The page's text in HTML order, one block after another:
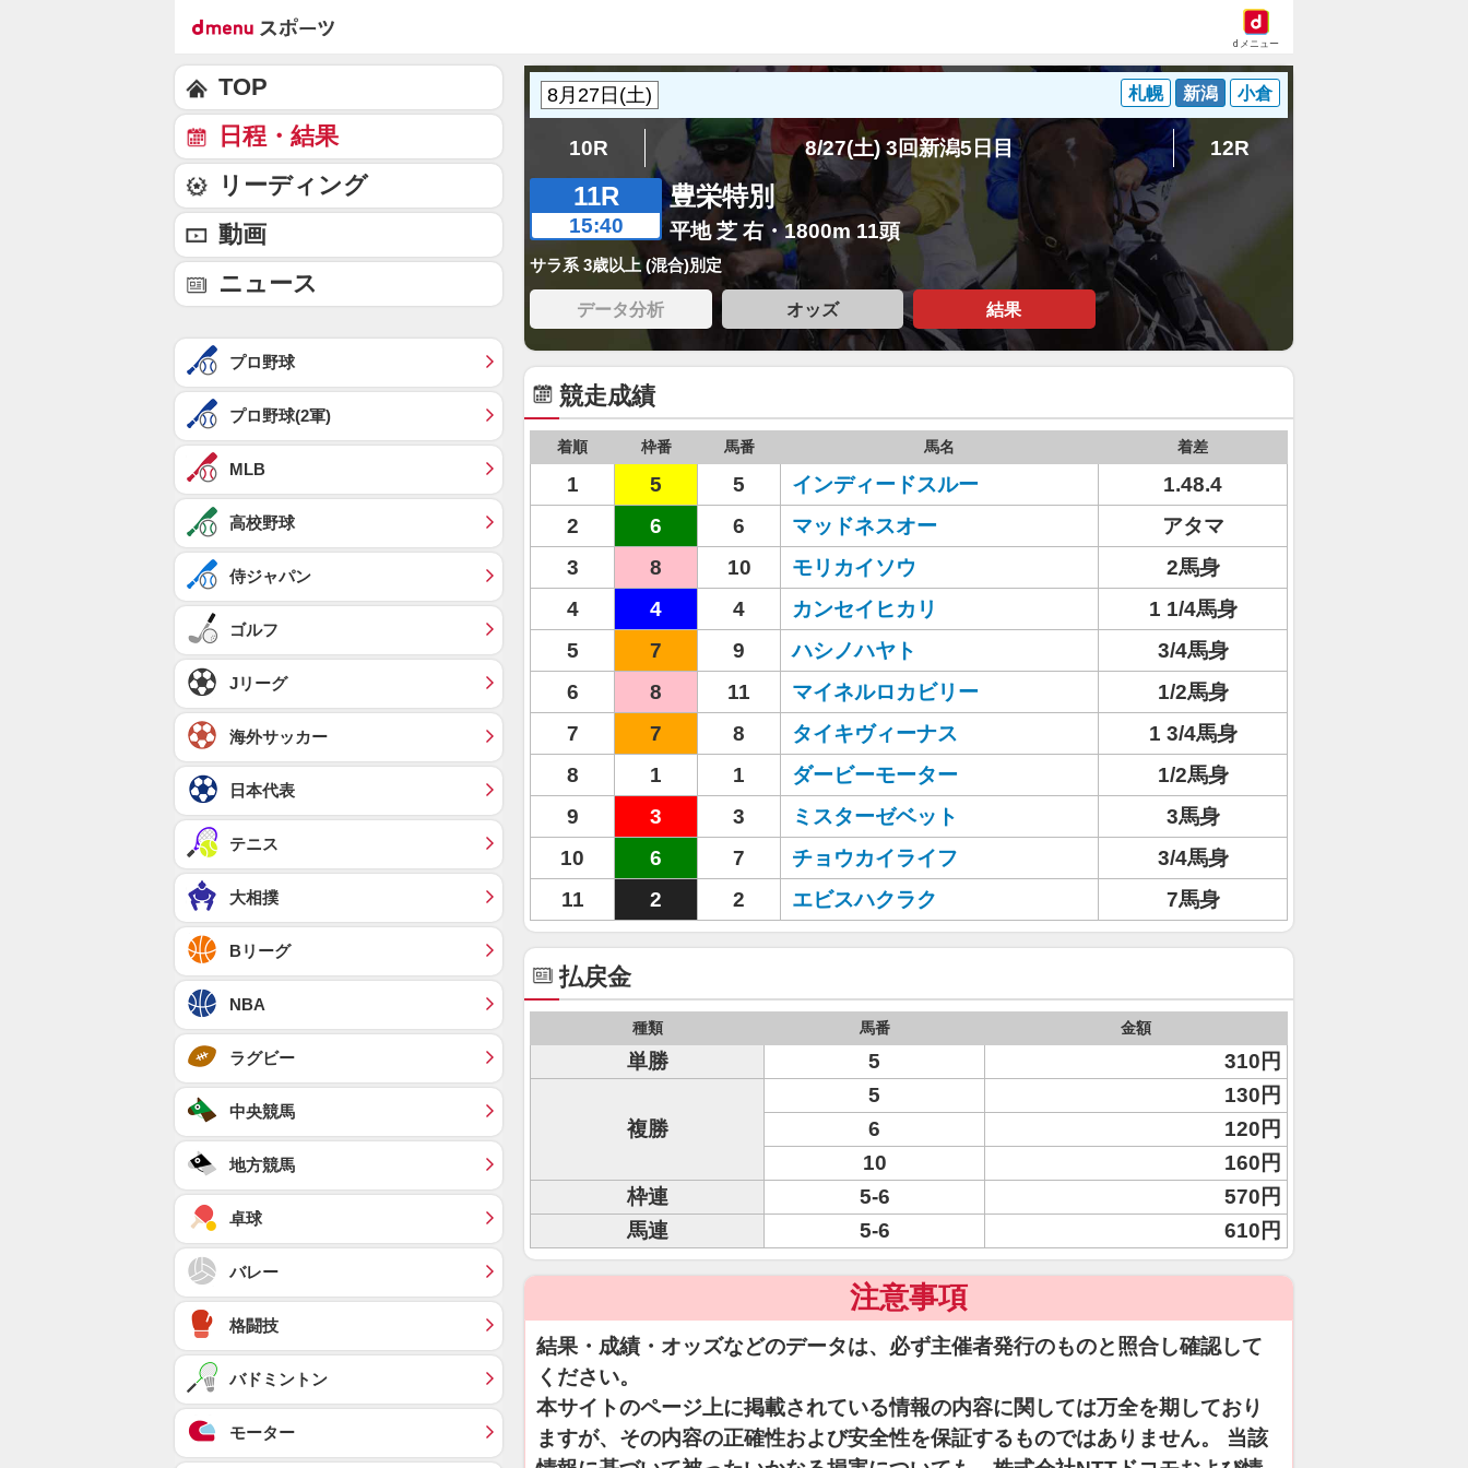
dメニュー
札幌 新潟 小倉
10R 8/27(土) 3回新潟5日目 12R
11R
15:40
豊栄特別
平地 芝 右・1800m 11頭
サラ系 3歳以上 (混合)別定
データ分析 オッズ 結果
競走成績
着順 枠番 馬番 馬名 着差
1 5 5 インディードスルー
1.48.4
2
6 6 マッドネスオー
アタマ
3
8 10 モリカイソウ
2馬身
4
4 4 カンセイヒカリ
1 1/4馬身
5
7 9 ハシノハヤト
3/4馬身
6
8 11 マイネルロカビリー
1/2馬身
7
7 8 タイキヴィーナス
1 3/4馬身
8
1 1 ダービーモーター
1/2馬身
9
3 3 ミスターゼベット
3馬身
10
6 7 チョウカイライフ
3/4馬身
11
2 2 エビスハクラク 7馬身
払戻金
種類 馬番 金額
単勝 5 310円
複勝
5
130円
6
120円
10
160円
枠連
5-6
570円
馬連
5-6 610円
注意事項
結果・成績・オッズなどのデータは、必ず主催者発行のものと照合し確認して
ください。
本サイトのページ上に掲載されている情報の内容に関しては万全を期しており
ますが、その内容の正確性および安全性を保証するものではありません。 当該
TOP
日程・結果
リーディング
動画
ニュース
プロ野球
プロ野球(2軍)
MLB
高校野球
侍ジャパン
ゴルフ
Jリーグ
海外サッカー
日本代表
テニス
大相撲
Bリーグ
NBA
ラグビー
中央競馬
地方競馬
卓球
バレー
格闘技
バドミントン
モーター